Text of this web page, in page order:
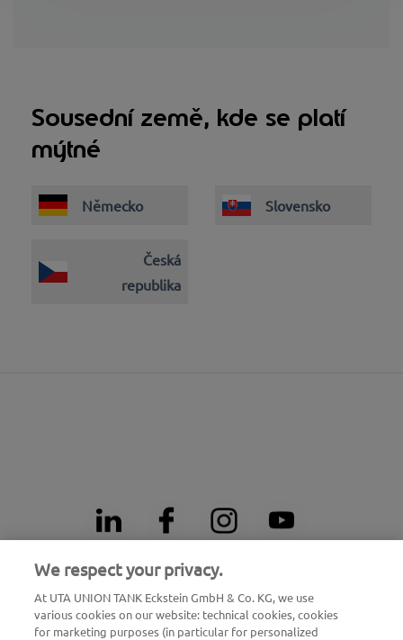
Sousední země, kde se platí
mýtné
Německo Slovensko
Česká
republika
Non-stop nouzové číslo při poruše
00800 - 88 27 37 84 (zdarma)
We respect your privacy.
At UTA UNION TANK Eckstein GmbH & Co. KG, we use
various cookies on our website: technical cookies, cookies
for marketing purposes (in particular for personalized